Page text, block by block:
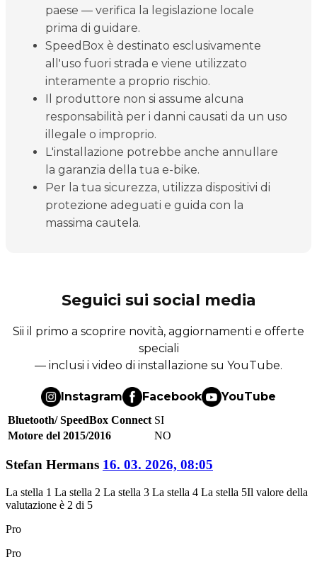
paese — verifica la legislazione locale
prima di guidare.
SpeedBox è destinato esclusivamente
all'uso fuori strada e viene utilizzato
interamente a proprio rischio.
Il produttore non si assume alcuna
responsabilità per i danni causati da un uso
illegale o improprio.
L'installazione potrebbe anche annullare
la garanzia della tua e-bike.
Per la tua sicurezza, utilizza dispositivi di
protezione adeguati e guida con la
massima cautela.
Seguici sui social media
Sii il primo a scoprire novità, aggiornamenti e offerte
speciali
— inclusi i video di installazione su YouTube.
Instagram Facebook YouTube
Bluetooth/ SpeedBox Connect SI
Motore del 2015/2016
NO
Stefan Hermans 16. 03. 2026, 08:05
La stella 1 La stella 2 La stella 3 La stella 4 La stella 5Il valore della
valutazione è 2 di 5
Pro
Pro